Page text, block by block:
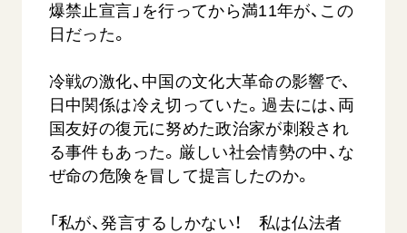
爆禁止宣言」を行ってから満11年が、この
日だった。
冷戦の激化、中国の文化大革命の影響で、
日中関係は冷え切っていた。過去には、両
国友好の復元に努めた政治家が刺殺され
る事件もあった。厳しい社会情勢の中、な
ぜ命の危険を冒して提言したのか。
「私が、発言するしかない！ 私は仏法者